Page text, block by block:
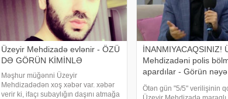
Üzeyir Mehdizadə evlənir - ÖZÜ
DƏ GÖRÜN KİMİNLƏ
Məşhur müğənni Üzeyir
Mehdizadədən xoş xəbər var. xəbər
verir ki, ifaçı subaylığın daşını atmağa
İNANMIYACAQSINIZ!
Mehdizadəni polis
apardılar - Görün
FOTO
Ötən gün "5/5" verilişinin